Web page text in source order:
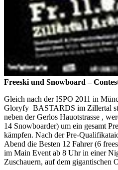
Freeski und Snowboard –
Gleich nach der ISPO 2011 in
Gloryfy BASTARDS im Zillertal
neben der Gerlos Hauotstrasse ,
14 Snowboarder) um ein gesamt
kämpfen. Nach der Pre-
Abend die Besten 12 Fahrer (6
im Main Event ab 8 Uhr in einer
Zuschauern, auf dem gigantischen